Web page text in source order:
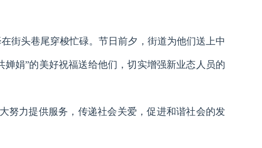
街头巷尾穿梭忙碌。节日前夕，街道为他们送上中
娟”的美好祝福送给他们，切实增强新业态人员的
努力提供服务，传递社会关爱，促进和谐社会的发